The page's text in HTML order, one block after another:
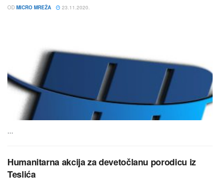
OD MICRO MREŽA 23.11.2020.
...
Humanitarna akcija za devetočlanu porodicu iz
Teslića